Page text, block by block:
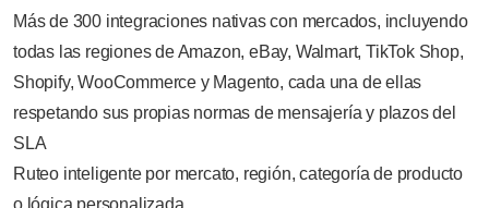
Más de 300 integraciones nativas con mercados, incluyendo
todas las regiones de Amazon, eBay, Walmart, TikTok Shop,
Shopify, WooCommerce y Magento, cada una de ellas
respetando sus propias normas de mensajería y plazos del
SLA
Ruteo inteligente por mercato, región, categoría de producto